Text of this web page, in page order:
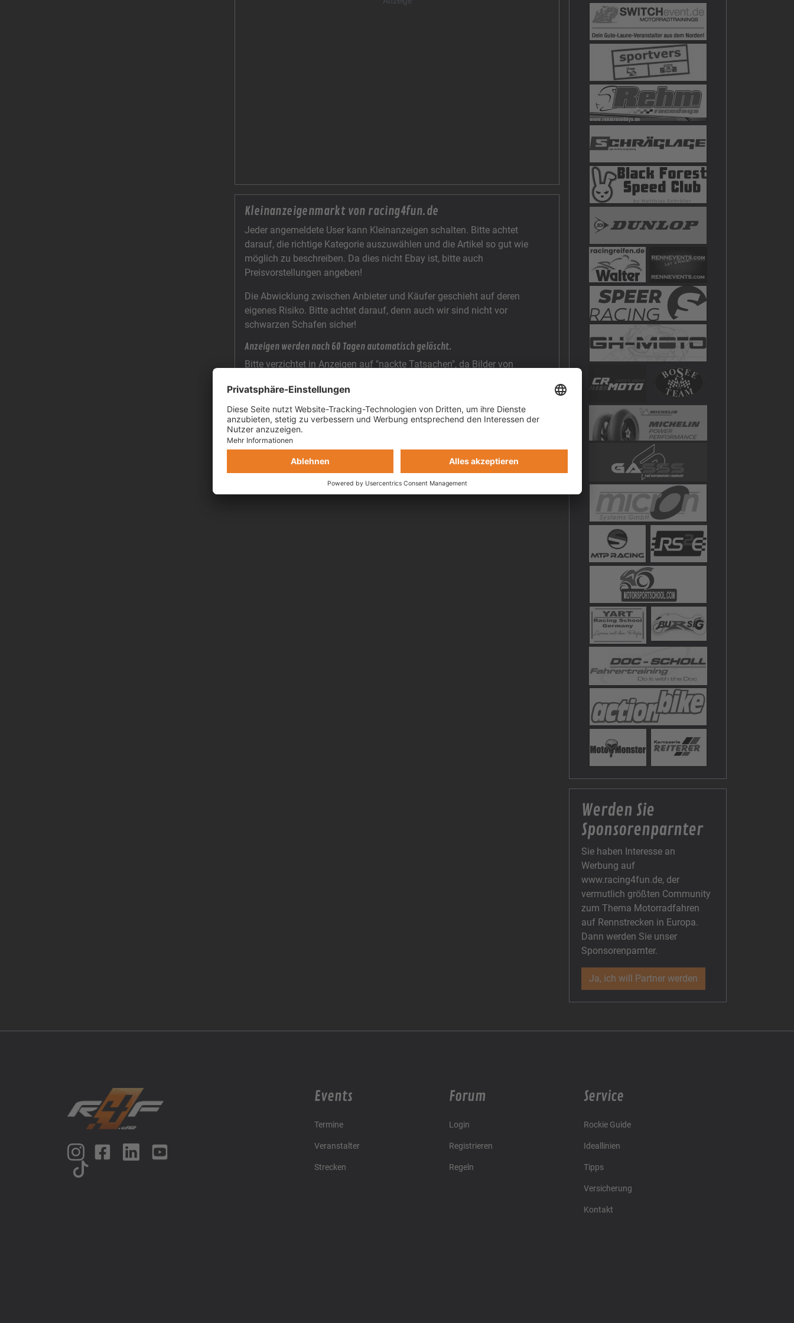
Kleinanzeigenmarkt von racing4fun.de
Jeder angemeldete User kann Kleinanzeigen schalten. Bitte achtet
darauf, die richtige Kategorie auszuwählen und die Artikel so gut wie
möglich zu beschreiben. Da dies nicht Ebay ist, bitte auch
Preisvorstellungen angeben!
Die Abwicklung zwischen Anbieter und Käufer geschieht auf deren
eigenes Risiko. Bitte achtet darauf, denn auch wir sind nicht vor
schwarzen Schafen sicher!
Anzeigen werden nach 60 Tagen automatisch gelöscht.
Bitte verzichtet in Anzeigen auf "nackte Tatsachen", da Bilder von
Werden Sie
Sponsorenparnter
Sie haben Interesse an
Werbung auf
www.racing4fun.de, der
vermutlich größten Community
zum Thema Motorradfahren
auf Rennstrecken in Europa.
Dann werden Sie unser
Sponsorenparnter.
Ja, ich will Partner werden
Events
Termine
Veranstalter
Strecken
Forum
Login
Registrieren
Regeln
Service
Rockie Guide
Ideallinien
Tipps
Versicherung
Kontakt